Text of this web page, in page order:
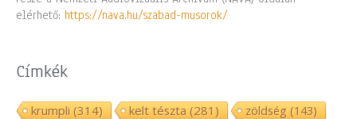
elérhető: https://nava.hu/szabad-musorok/
Címkék
krumpli (314) kelt tészta (281) zöldség (143)